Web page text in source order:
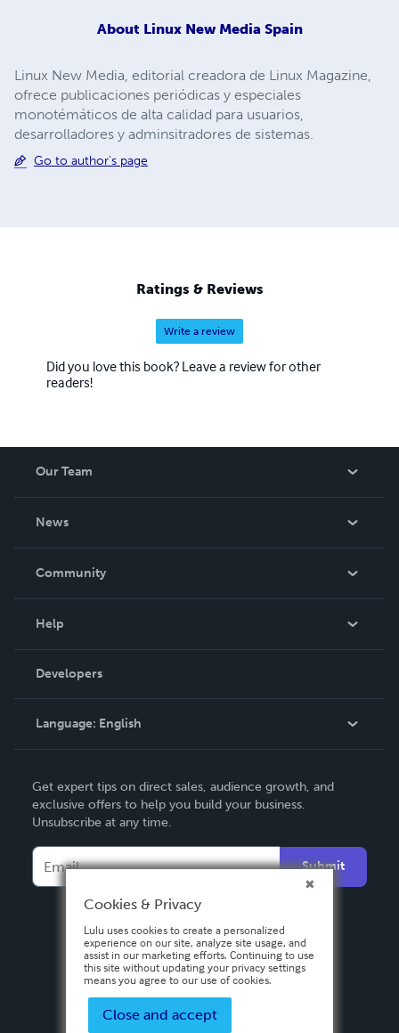
About Linux New Media Spain
Linux New Media, editorial creadora de Linux Magazine,
ofrece publicaciones periódicas y especiales
monotémáticos de alta calidad para usuarios,
desarrolladores y adminsitradores de sistemas.
Go to author's page
Ratings & Reviews
Write a review
Did you love this book? Leave a review for other
readers!
Our Team
News
In The News
Community
Podcast
Help
Order Lookup
Knowledge Base
Contact Support
Developers
Language: English
Deutsch
Français
Español
Get expert tips on direct sales, audience growth, and
exclusive offers to help you build your business.
Unsubscribe at any time.
Submit
Cookies & Privacy
Lulu uses cookies to create a personalized
experience on our site, analyze site usage, and
assist in our marketing efforts. Continuing to use
this site without updating your privacy settings
means you agree to our use of cookies.
Close and accept